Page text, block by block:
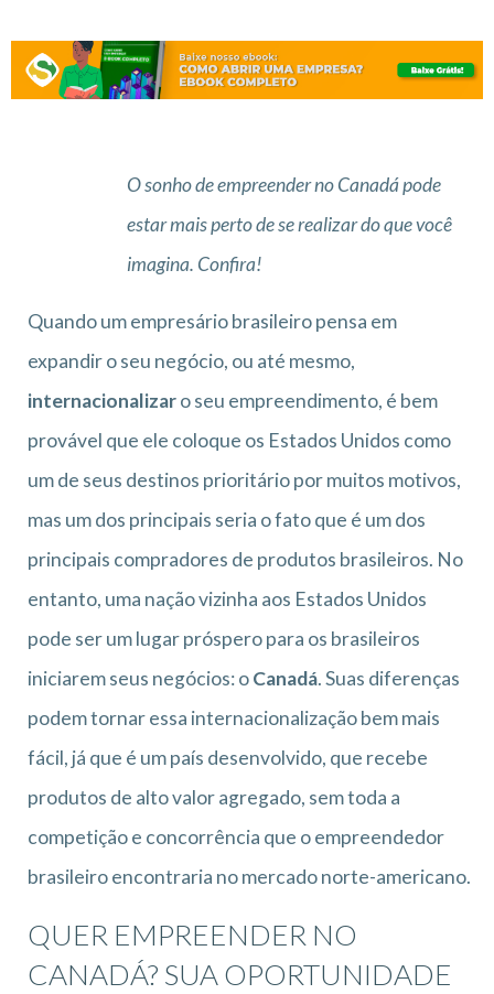
O sonho de empreender no Canadá pode
estar mais perto de se realizar do que você
imagina. Confira!
Quando um empresário brasileiro pensa em
expandir o seu negócio, ou até mesmo,
internacionalizaro seu empreendimento, é bem
provável que ele coloque os Estados Unidos como
um de seus destinos prioritário por muitos motivos,
mas um dos principais seria o fato que é um dos
principais compradores de produtos brasileiros. No
entanto, uma nação vizinha aos Estados Unidos
pode ser um lugar próspero para os brasileiros
iniciarem seus negócios: oCanadá. Suas diferenças
podem tornar essa internacionalização bem mais
fácil, já que é um país desenvolvido, que recebe
produtos de alto valor agregado, sem toda a
competição e concorrência que o empreendedor
brasileiro encontraria no mercado norte-americano.
QUER EMPREENDER NO
CANADÁ? SUA OPORTUNIDADE